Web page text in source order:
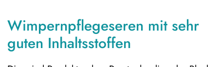
Wimpernpflegeseren mit sehr
guten Inhaltsstoffen